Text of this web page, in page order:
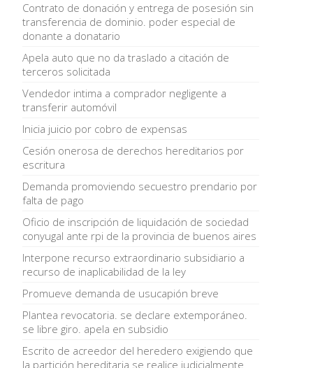
Contrato de donación y entrega de posesión sin
transferencia de dominio. poder especial de
donante a donatario
Apela auto que no da traslado a citación de
terceros solicitada
Vendedor intima a comprador negligente a
transferir automóvil
Inicia juicio por cobro de expensas
Cesión onerosa de derechos hereditarios por
escritura
Demanda promoviendo secuestro prendario por
falta de pago
Oficio de inscripción de liquidación de sociedad
conyugal ante rpi de la provincia de buenos aires
Interpone recurso extraordinario subsidiario a
recurso de inaplicabilidad de la ley
Promueve demanda de usucapión breve
Plantea revocatoria. se declare extemporáneo.
se libre giro. apela en subsidio
Escrito de acreedor del heredero exigiendo que
la partición hereditaria se realice judicialmente